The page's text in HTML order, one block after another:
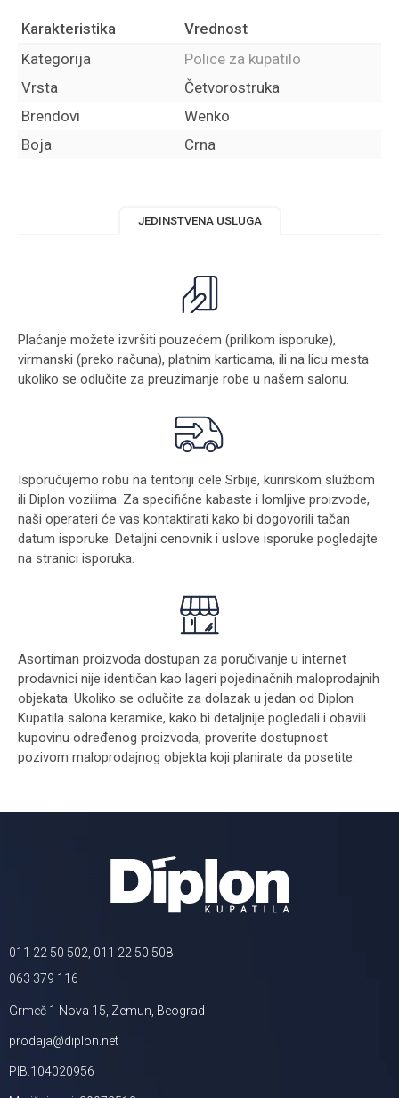
Karakteristika
Vrednost
Kategorija
Police za kupatilo
Vrsta
Četvorostruka
Brendovi
Wenko
Boja
Crna
JEDINSTVENA USLUGA
Plaćanje možete izvršiti pouzećem (prilikom isporuke),
virmanski (preko računa), platnim karticama, ili na licu mesta
ukoliko se odlučite za preuzimanje robe u našem salonu.
Isporučujemo robu na teritoriji cele Srbije, kurirskom službom
ili Diplon vozilima. Za specifične kabaste i lomljive proizvode,
naši operateri će vas kontaktirati kako bi dogovorili tačan
datum isporuke. Detaljni cenovnik i uslove isporuke pogledajte
na stranici isporuka.
Asortiman proizvoda dostupan za poručivanje u internet
prodavnici nije identičan kao lageri pojedinačnih maloprodajnih
objekata. Ukoliko se odlučite za dolazak u jedan od Diplon
Kupatila salona keramike, kako bi detaljnije pogledali i obavili
kupovinu određenog proizvoda, proverite dostupnost
pozivom maloprodajnog objekta koji planirate da posetite.
011 22 50 502, 011 22 50 508
063 379 116
Grmeč 1 Nova 15, Zemun, Beograd
prodaja@diplon.net
PIB:104020956